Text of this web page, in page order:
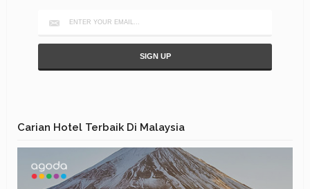
Carian Hotel Terbaik Di Malaysia